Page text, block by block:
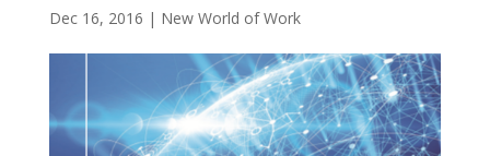
Dec 16, 2016 | New World of Work